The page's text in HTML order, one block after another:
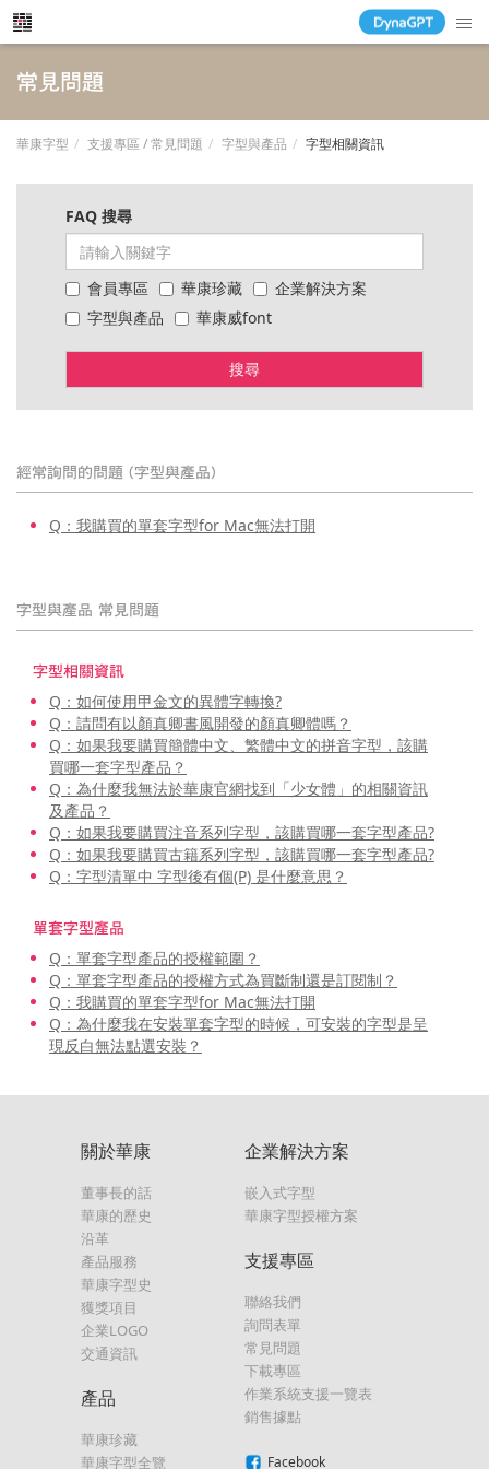
常見問題
華康字型 支援專區 / 常見問題 字型與產品 字型相關資訊
FAQ 搜尋
會員專區 華康珍藏
企業解決方案
字型與產品
華康威font
搜尋
經常詢問的問題 (字型與產品)
Q：我購買的單套字型for Mac無法打開
字型與產品 常見問題
字型相關資訊
Q：如何使用甲金文的異體字轉換?
Q：請問有以顏真卿書風開發的顏真卿體嗎？
Q：如果我要購買簡體中文、繁體中文的拼音字型，該購
買哪一套字型產品？
Q：為什麼我無法於華康官網找到「少女體」的相關資訊
及產品？
Q：如果我要購買注音系列字型，該購買哪一套字型產品?
Q：如果我要購買古籍系列字型，該購買哪一套字型產品?
Q：字型清單中 字型後有個(P) 是什麼意思？
單套字型產品
Q：單套字型產品的授權範圍？
Q：單套字型產品的授權方式為買斷制還是訂閱制？
Q：我購買的單套字型for Mac無法打開
Q：為什麼我在安裝單套字型的時候，可安裝的字型是呈
現反白無法點選安裝？
關於華康
董事長的話
華康的歷史
沿革
產品服務
華康字型史
獲獎項目
企業LOGO
交通資訊
產品
華康珍藏
華康字型全覽
企業解決方案
嵌入式字型
華康字型授權方案
支援專區
聯絡我們
詢問表單
常見問題
下載專區
作業系統支援一覽表
銷售據點
Facebook